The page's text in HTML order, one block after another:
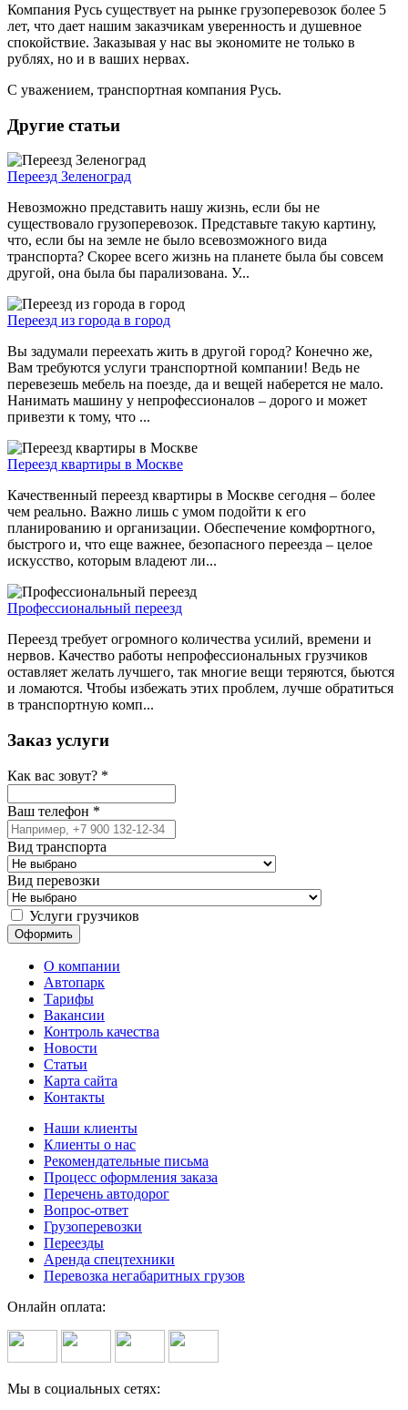
Компания Русь существует на рынке грузоперевозок более 5
лет, что дает нашим заказчикам уверенность и душевное
спокойствие. Заказывая у нас вы экономите не только в
рублях, но и в ваших нервах.
С уважением, транспортная компания Русь.
Другие статьи
Переезд Зеленоград
Невозможно представить нашу жизнь, если бы не
существовало грузоперевозок. Представьте такую картину,
что, если бы на земле не было всевозможного вида
транспорта? Скорее всего жизнь на планете была бы совсем
другой, она была бы парализована. У...
Переезд из города в город
Вы задумали переехать жить в другой город? Конечно же,
Вам требуются услуги транспортной компании! Ведь не
перевезешь мебель на поезде, да и вещей наберется не мало.
Нанимать машину у непрофессионалов – дорого и может
привезти к тому, что ...
Переезд квартиры в Москве
Качественный переезд квартиры в Москве сегодня – более
чем реально. Важно лишь с умом подойти к его
планированию и организации. Обеспечение комфортного,
быстрого и, что еще важнее, безопасного переезда – целое
искусство, которым владеют ли...
Профессиональный переезд
Переезд требует огромного количества усилий, времени и
нервов. Качество работы непрофессиональных грузчиков
оставляет желать лучшего, так многие вещи теряются, бьются
и ломаются. Чтобы избежать этих проблем, лучше обратиться
в транспортную комп...
Заказ услуги
Как вас зовут? *
Ваш телефон *
Вид транспорта
Вид перевозки
Услуги грузчиков
О компании
Автопарк
Тарифы
Вакансии
Контроль качества
Новости
Статьи
Карта сайта
Контакты
Наши клиенты
Клиенты о нас
Рекомендательные письма
Процесс оформления заказа
Перечень автодорог
Вопрос-ответ
Грузоперевозки
Переезды
Аренда спецтехники
Перевозка негабаритных грузов
Онлайн оплата:
Мы в социальных сетях: